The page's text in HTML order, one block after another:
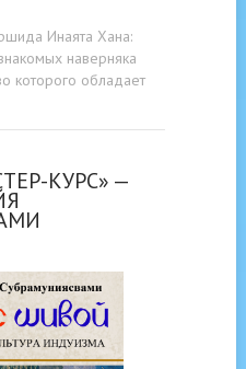
Инаята Хана:
наверняка
которого обладает
КУРС» —